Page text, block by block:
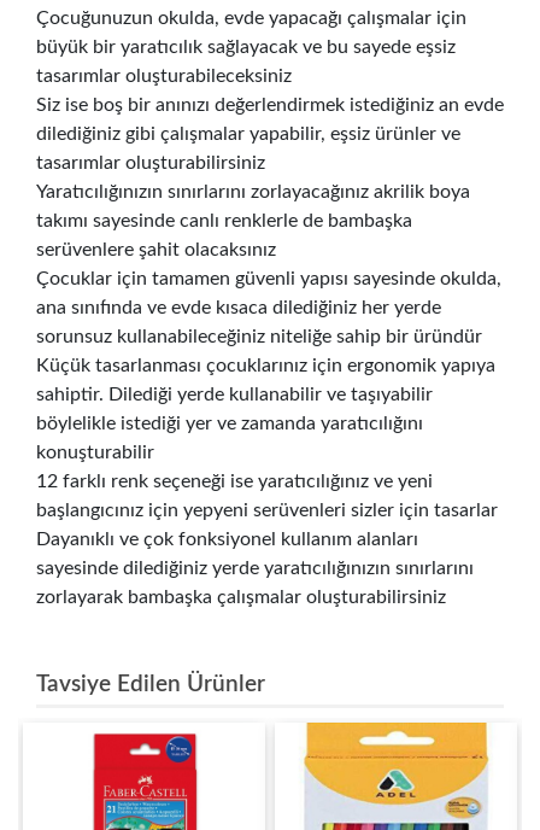
Çocuğunuzun okulda, evde yapacağı çalışmalar için
büyük bir yaratıcılık sağlayacak ve bu sayede eşsiz
tasarımlar oluşturabileceksiniz
Siz ise boş bir anınızı değerlendirmek istediğiniz an evde
dilediğiniz gibi çalışmalar yapabilir, eşsiz ürünler ve
tasarımlar oluşturabilirsiniz
Yaratıcılığınızın sınırlarını zorlayacağınız akrilik boya
takımı sayesinde canlı renklerle de bambaşka
serüvenlere şahit olacaksınız
Çocuklar için tamamen güvenli yapısı sayesinde okulda,
ana sınıfında ve evde kısaca dilediğiniz her yerde
sorunsuz kullanabileceğiniz niteliğe sahip bir üründür
Küçük tasarlanması çocuklarınız için ergonomik yapıya
sahiptir. Dilediği yerde kullanabilir ve taşıyabilir
böylelikle istediği yer ve zamanda yaratıcılığını
konuşturabilir
12 farklı renk seçeneği ise yaratıcılığınız ve yeni
başlangıcınız için yepyeni serüvenleri sizler için tasarlar
Dayanıklı ve çok fonksiyonel kullanım alanları
sayesinde dilediğiniz yerde yaratıcılığınızın sınırlarını
zorlayarak bambaşka çalışmalar oluşturabilirsiniz
Tavsiye Edilen Ürünler